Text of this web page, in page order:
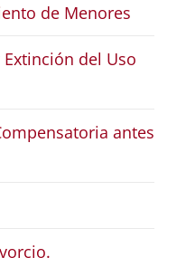
de Menores
del Uso
antes